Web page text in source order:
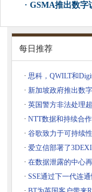
· GSMA推出数字
每日推荐
· 思科，QWILT和
· 新加坡政府推出数
· 英国警方非法处理
· NTT数据和持续合
· 谷歌致力于可持续
· 爱立信部署了
· 在数据泄露的中心
· SSE通过下一代连